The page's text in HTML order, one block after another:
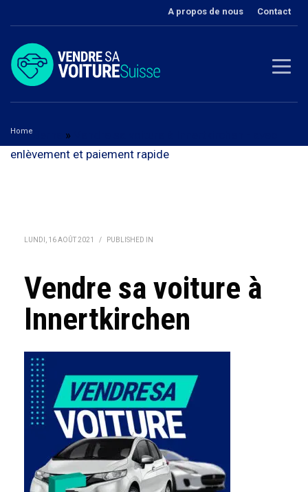
A propos de nous Contact
Home »
enlèvement et paiement rapide
LUNDI, 16 AOÛT 2021 / PUBLISHED IN
Vendre sa voiture à
Innertkirchen